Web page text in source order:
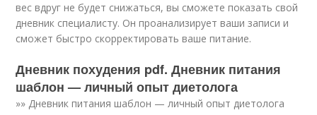
вес вдруг не будет снижаться, вы сможете показать свой
дневник специалисту. Он проанализирует ваши записи и
сможет быстро скорректировать ваше питание.
Дневник похудения pdf. Дневник питания
шаблон — личный опыт диетолога
»» Дневник питания шаблон — личный опыт диетолога